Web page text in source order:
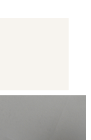
護人之同意方可使用
損失，本公司不負相關責
號之用戶狀況，依本公司即
情形，本公司將視審查結果